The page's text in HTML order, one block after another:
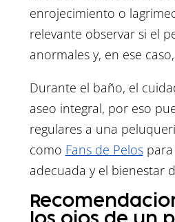
enrojecimiento o
relevante observar si el
anormales y, en ese
Durante el baño, el
aseo integral, por eso
regulares a una
como Fans de Pelospara
adecuada y el bienestar